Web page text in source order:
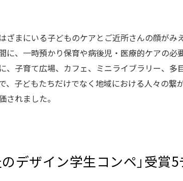
ざまにいる子どものケアとご近所さんの顔がみ
に、一時預かり保育や病後児・医療的ケアの必
、子育て広場、カフェ、ミニライブラリー、多
、子どもたちだけでなく地域における人々の繋
れました。
デザイン学生コンペ」受賞